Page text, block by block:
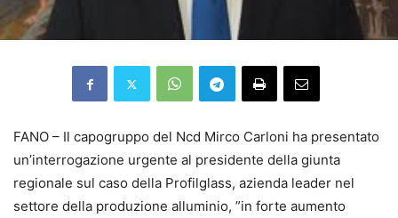
FANO – Il capogruppo del Ncd Mirco Carloni ha presentato
un’interrogazione urgente al presidente della giunta
regionale sul caso della Profilglass, azienda leader nel
settore della produzione alluminio, ”in forte aumento